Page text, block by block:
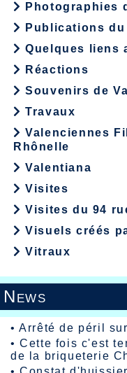
Photographies
Publications du
Quelques liens
Réactions
Souvenirs de
Travaux
Valenciennes
Rhônelle
Valentiana
Visites
Visites du 94
Visuels créés
Vitraux
News
•Arrêté de péril
•Cette fois c'est
de la briqueterie